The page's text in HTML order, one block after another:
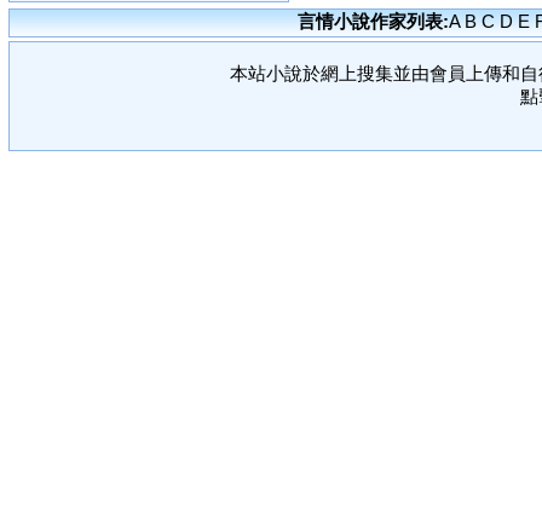
言情小說作家列表:A B C D E
本站小說於網上搜集並由會員上傳和
點